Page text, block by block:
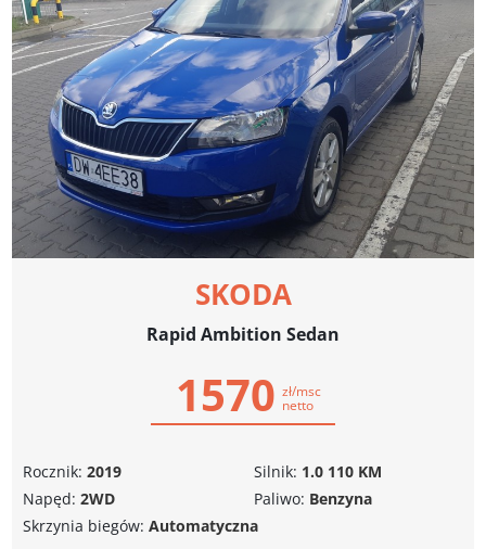
SKODA
Rapid Ambition Sedan
1570 zł/msc
netto
Rocznik: 2019
Napęd: 2WD
Silnik: 1.0 110 KM
Paliwo: Benzyna
Skrzynia biegów: Automatyczna